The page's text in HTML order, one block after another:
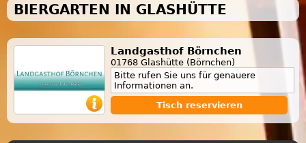
BIERGARTEN IN GLASHÜTTE
Landgasthof Börnchen
01768 Glashütte (Börnchen)
Bitte rufen Sie uns für genauere
Informationen an.
Tisch reservieren